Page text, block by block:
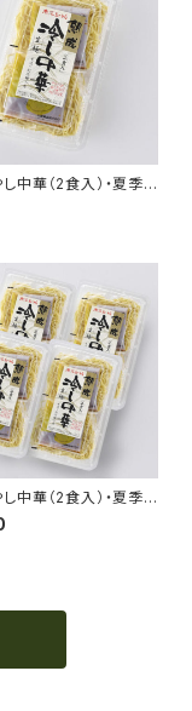
中華（2食入）・夏季
9月
中華（2食入）・夏季
9月 ４個セット